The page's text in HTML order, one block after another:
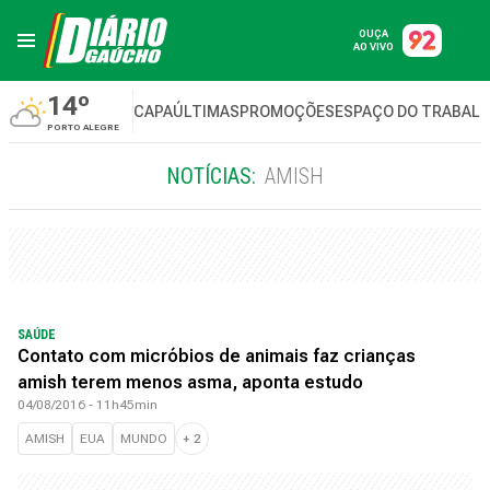
OUÇA
AO VIVO
14º
PORTO ALEGRE
CAPAÚLTIMASPROMOÇÕESESPAÇO DO
NOTÍCIAS: AMISH
SAÚDE
Contato com micróbios de animais faz crianças
amish terem menos asma, aponta estudo
04/08/2016 - 11h45min
AMISH EUA MUNDO + 2